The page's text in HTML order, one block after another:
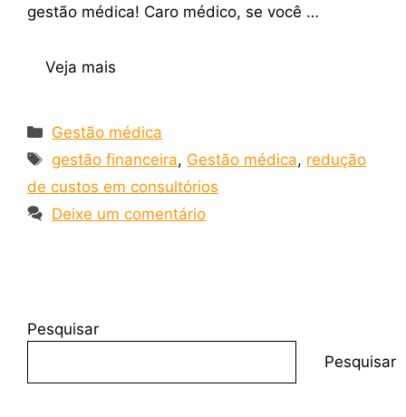
gestão médica! Caro médico, se você …
Veja mais
Gestão médica
gestão financeira, Gestão médica, redução
de custos em consultórios
Deixe um comentário
Pesquisar
Pesquisar